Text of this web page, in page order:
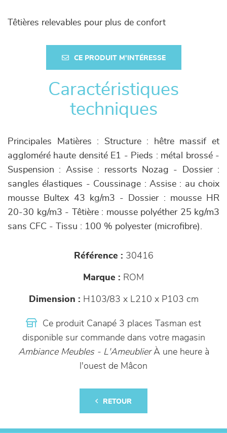
Têtières relevables pour plus de confort
CE PRODUIT M'INTÉRESSE
Caractéristiques
techniques
Principales Matières : Structure : hêtre massif et
aggloméré haute densité E1 - Pieds : métal brossé -
Suspension : Assise : ressorts Nozag - Dossier :
sangles élastiques - Coussinage : Assise : au choix
mousse Bultex 43 kg/m3 - Dossier : mousse HR
20-30 kg/m3 - Têtière : mousse polyéther 25 kg/m3
sans CFC - Tissu : 100 % polyester (microfibre).
Référence : 30416
Marque : ROM
Dimension : H103/83 x L210 x P103 cm
Ce produit Canapé 3 places Tasman est
disponible sur commande dans votre magasin
Ambiance Meubles - L'AmeublierÀ une heure à
l'ouest de Mâcon
RETOUR